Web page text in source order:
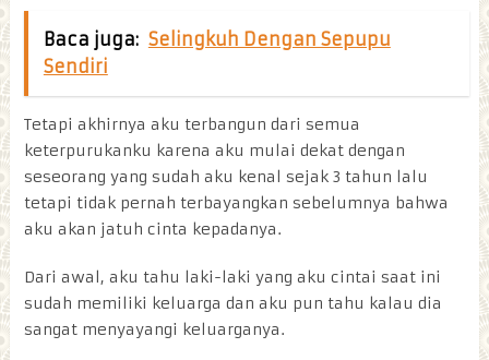
Baca juga: Selingkuh Dengan Sepupu
Sendiri
Tetapi akhirnya aku terbangun dari semua
keterpurukanku karena aku mulai dekat dengan
seseorang yang sudah aku kenal sejak 3 tahun lalu
tetapi tidak pernah terbayangkan sebelumnya bahwa
aku akan jatuh cinta kepadanya.
Dari awal, aku tahu laki-laki yang aku cintai saat ini
sudah memiliki keluarga dan aku pun tahu kalau dia
sangat menyayangi keluarganya.